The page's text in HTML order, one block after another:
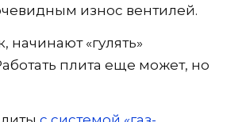
износ вентилей.
«гулять»
плита еще может, но